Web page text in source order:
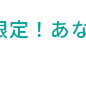
定！